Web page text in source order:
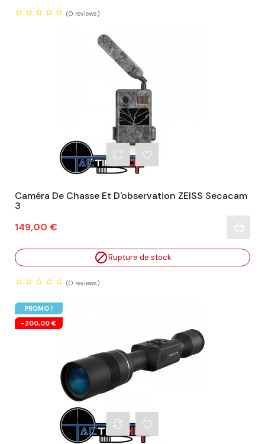
(0 reviews)
Caméra De Chasse Et D'observation ZEISS Secacam
3
Prix
149,00 €
Rupture de stock
(0 reviews)
PROMO !
-200,00 €